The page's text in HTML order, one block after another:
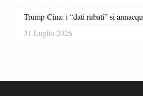
Trump-Cina: i “dati rubati” si
31 Luglio 2026